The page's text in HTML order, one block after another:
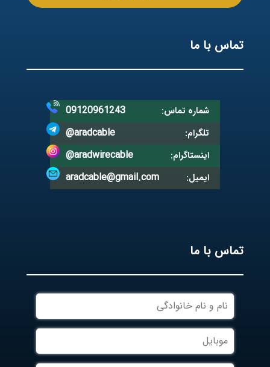
تماس با ما
شماره تماس: 09120961243
تلگرام: @aradcable
اینستاگرام: @aradwirecable
ایمیل: aradcable@gmail.com
تماس با ما